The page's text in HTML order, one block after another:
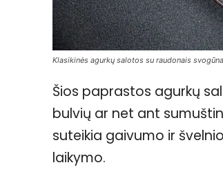
Klasikinės agurkų salotos su raudonais
Šios paprastos agurkų
bulvių ar net ant
suteikia gaivumo ir
laikymo.